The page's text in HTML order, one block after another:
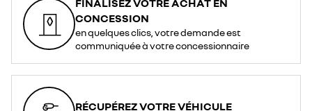
FINALISEZ VOTRE ACHAT EN
CONCESSION
en quelques clics, votre demande est
communiquée à votre concessionnaire
RÉCUPÉREZ VOTRE VÉHICULE